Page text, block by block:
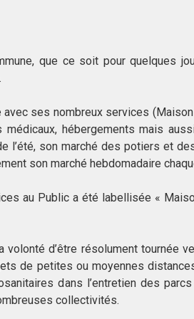
que ce soit pour quelques
avec ses nombreux services
hébergements mais
son marché des potiers et
son marché hebdomadaire
au Public a été labellisée «
volonté d’être résolument tournée
de petites ou moyennes
dans l’entretien des
collectivités.